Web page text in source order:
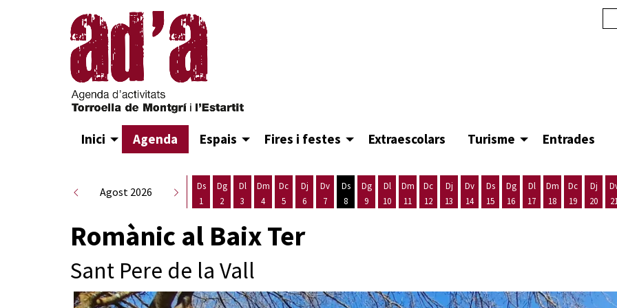
Inici Agenda Espais Fires i festes Extraescolars Turisme Entrades
Agost 2026
Ds
1
Dg
2
Dl
3
Dm
4
Dc
5
Dj
6
Dv
7
Ds
8
Dg
9
Dl
10
Dm
11
Dc
12
Dj
13
Dv
14
Ds
15
Dg
16
Dl
17
Dm
18
Dc
19
Dj
20
Romànic al Baix Ter
Sant Pere de la Vall